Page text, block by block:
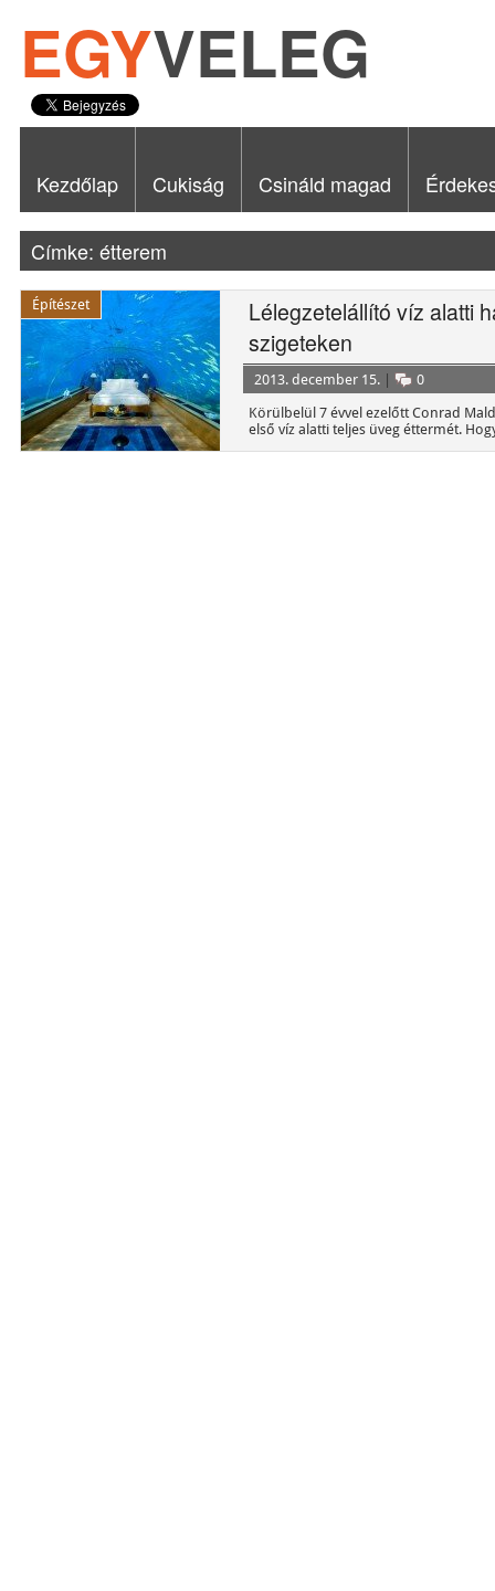
EGYVELEG
Kezdőlap Cukiság Csináld magad
Címke: étterem
Építészet
Lélegzetelállító víz alatti
szigeteken
2013. december 15.
0
Körülbelül 7 évvel ezelőtt Conrad
első víz alatti teljes üveg éttermét.
évfordulójukat az […]